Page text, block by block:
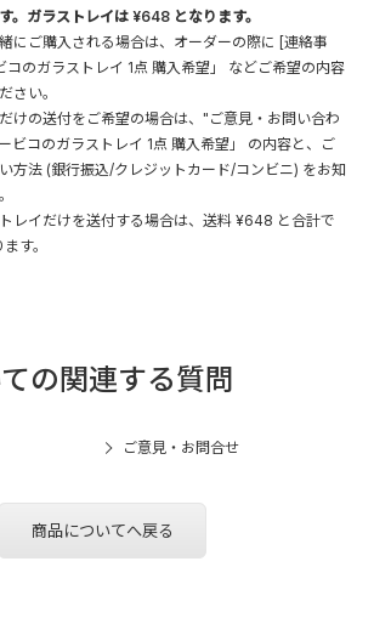
。ガラストレイは ¥648 となります。
にご購入される場合は、オーダーの際に [連絡事
コのガラストレイ 1点 購入希望」 などご希望の内容
さい。
けの送付をご希望の場合は、" ご意見・お問い合わ
ビコのガラストレイ 1点 購入希望」 の内容と、ご
方法 (銀行振込/クレジットカード/コンビニ) をお知
レイだけを送付する場合は、送料 ¥648 と合計で
す。
の関連する質問
ご意見・お問合せ
商品についてへ戻る